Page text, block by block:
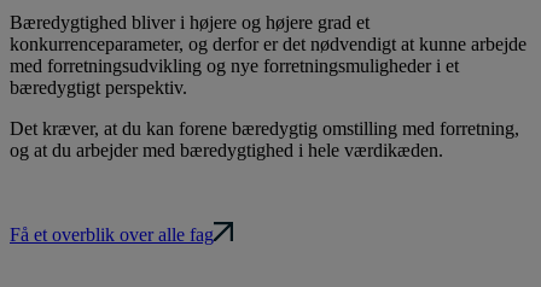
Bæredygtighed bliver i højere og højere grad et
konkurrenceparameter, og derfor er det nødvendigt at kunne arbejde
med forretningsudvikling og nye forretningsmuligheder i et
bæredygtigt perspektiv.
Det kræver, at du kan forene bæredygtig omstilling med forretning,
og at du arbejder med bæredygtighed i hele værdikæden.
Få et overblik over alle fag